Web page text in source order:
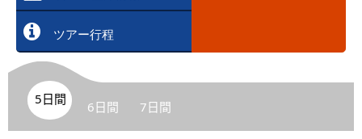
ツアー行程
5日間 6日間 7日間